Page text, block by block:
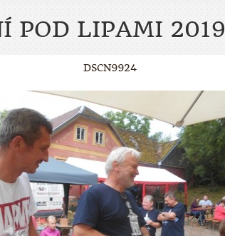
POD LIPAMI 2019
DSCN9924